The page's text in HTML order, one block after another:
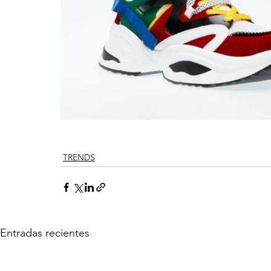
TRENDS
Entradas recientes